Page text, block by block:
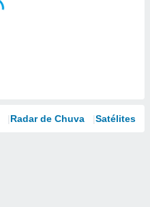
Radar de Chuva Satélites